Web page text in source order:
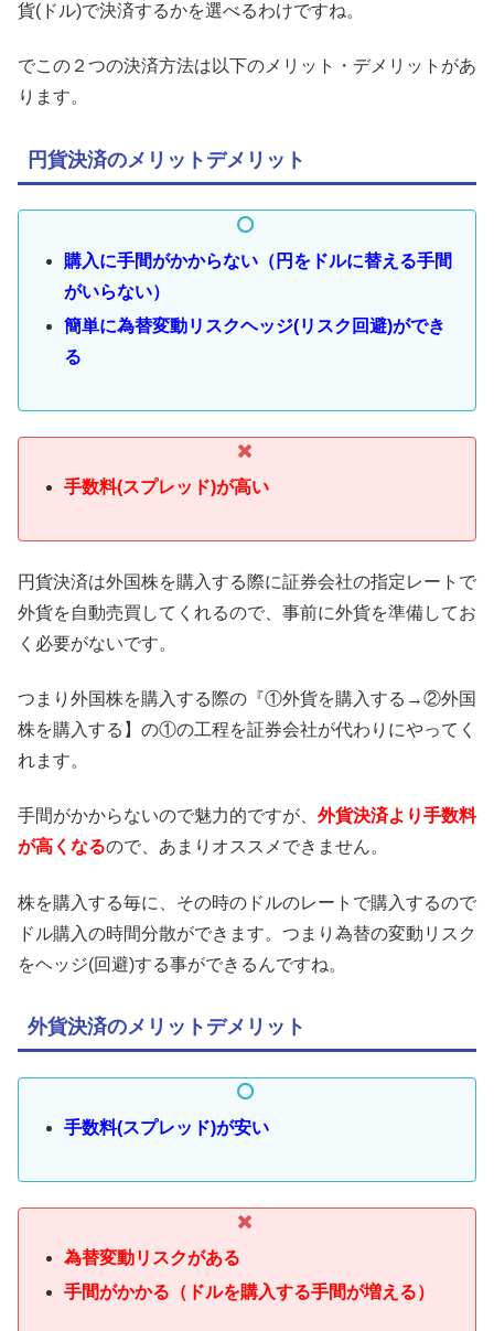
貨(ドル)で決済するかを選べるわけですね。
でこの２つの決済方法は以下のメリット・デメリットがあ
ります。
円貨決済のメリットデメリット
購入に手間がかからない（円をドルに替える手間
がいらない）
簡単に為替変動リスクヘッジ(リスク回避)ができ
る
手数料(スプレッド)が高い
円貨決済は外国株を購入する際に証券会社の指定レートで
外貨を自動売買してくれるので、事前に外貨を準備してお
く必要がないです。
つまり外国株を購入する際の『①外貨を購入する→②外国
株を購入する】の①の工程を証券会社が代わりにやってく
れます。
手間がかからないので魅力的ですが、 外貨決済より手数料
が高くなるので、あまりオススメできません。
株を購入する毎に、その時のドルのレートで購入するので
ドル購入の時間分散ができます。つまり為替の変動リスク
をヘッジ(回避)する事ができるんですね。
外貨決済のメリットデメリット
手数料(スプレッド)が安い
為替変動リスクがある
手間がかかる（ドルを購入する手間が増える）